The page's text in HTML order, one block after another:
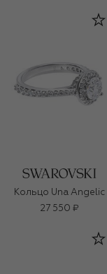
Кольцо Una Angelic
27 550 ₽